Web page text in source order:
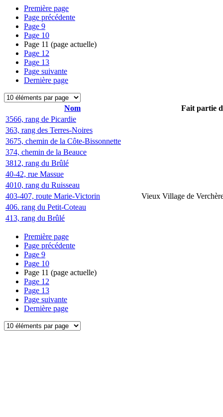
Première page
Page précédente
Page 9
Page 10
Page 11 (page actuelle)
Page 12
Page 13
Page suivante
Dernière page
Nom
Fait partie
3566, rang de Picardie
363, rang des Terres-Noires
3675, chemin de la Côte-Bissonnette
374, chemin de la Beauce
3812, rang du Brûlé
40-42, rue Massue
4010, rang du Ruisseau
403-407, route Marie-Victorin
Vieux Village de
406. rang du Petit-Coteau
413, rang du Brûlé
Première page
Page précédente
Page 9
Page 10
Page 11 (page actuelle)
Page 12
Page 13
Page suivante
Dernière page